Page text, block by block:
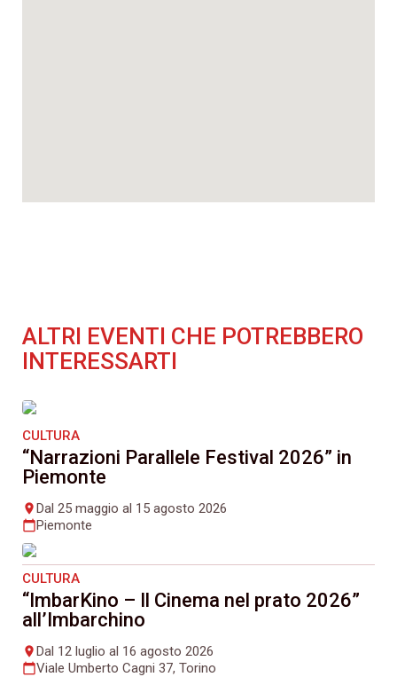
ALTRI EVENTI CHE POTREBBERO
INTERESSARTI
CULTURA
“Narrazioni Parallele Festival 2026” in
Piemonte
placeDal 25 maggio al 15 agosto 2026
calendar_todayPiemonte
CULTURA
“ImbarKino – Il Cinema nel prato 2026”
all’Imbarchino
placeDal 12 luglio al 16 agosto 2026
calendar_todayViale Umberto Cagni 37, Torino